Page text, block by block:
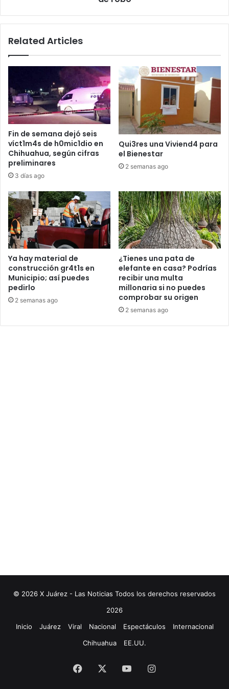
Related Articles
Fin de semana dejó seis
víct1m4s de h0mic1dio en
Chihuahua, según cifras
preliminares
3 días ago
Qui3res una Viviend4 para
el Bienestar
2 semanas ago
Ya hay material de
construcción gr4t1s en
Municipio; así puedes
pedirlo
2 semanas ago
¿Tienes una pata de
elefante en casa? Podrías
recibir una multa
millonaria si no puedes
comprobar su origen
2 semanas ago
© 2026 X Juárez - Las Noticias Todos los derechos reservados
2026
Inicio
Juárez Viral Nacional Espectáculos
Internacional
Chihuahua
EE.UU.
Facebook YouTubeInstagram